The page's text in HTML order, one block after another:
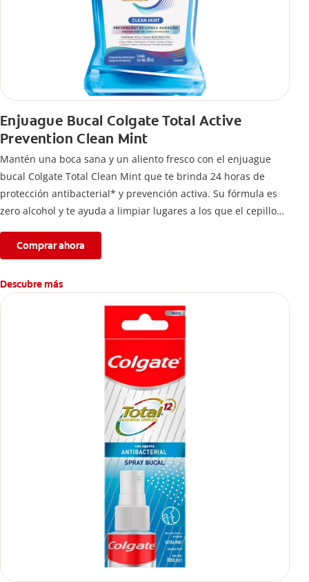
Enjuague Bucal Colgate Total Active
Prevention Clean Mint
Mantén una boca sana y un aliento fresco con el enjuague
bucal Colgate Total Clean Mint que te brinda 24 horas de
protección antibacterial* y prevención activa. Su fórmula es
zero alcohol y te ayuda a limpiar lugares a los que el cepillo
Comprar ahora
Descubre más